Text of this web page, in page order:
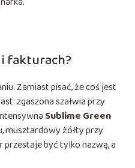
fakturach?
Zamiast pisać, że coś jest
zgaszona szałwia przy
Sublime Green
musztardowy żółty przy
być tylko nazwą, a